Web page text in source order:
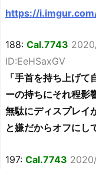
https://
188: Cal.7743
ID:EeHSaxGV
「手首を持ち上げ
ーの持ちにそれ程影
無駄にディスプレイ
と嫌だからオフにし
197: Cal.7743